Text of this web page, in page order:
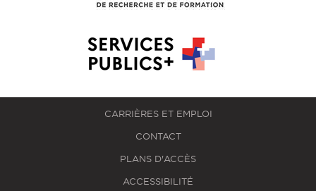
CARRIÈRES ET EMPLOI
CONTACT
PLANS D'ACCÈS
ACCESSIBILITÉ